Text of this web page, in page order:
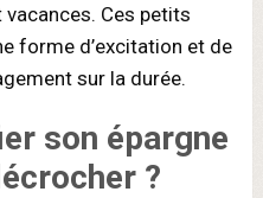
Ces petits
forme d’excitation et de
sur la durée.
son épargne
?